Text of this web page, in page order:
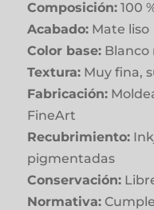
Composición:100
Acabado:Mate liso
Color base:Blanco
Textura:Muy fina,
Fabricación:
FineArt
Recubrimiento:
pigmentadas
Conservación:
Normativa: